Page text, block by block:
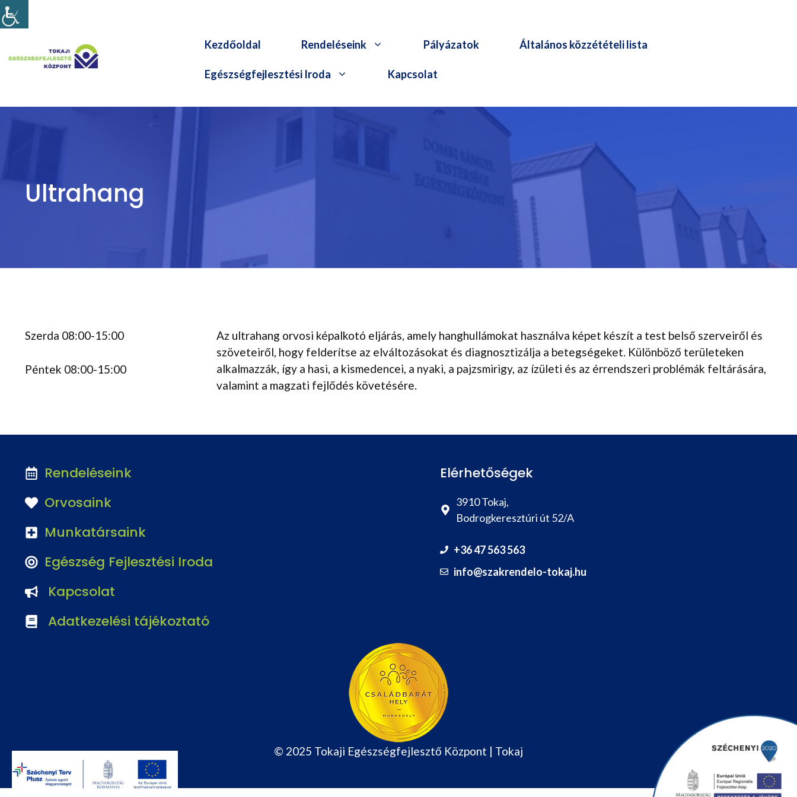
Kilépés
a
Kezdőoldal Rendeléseink Pályázatok Általános közzétételi lista
Egészségfejlesztési Iroda Kapcsolat
Ultrahang
Szerda 08:00-15:00
Péntek 08:00-15:00
Az ultrahang orvosi képalkotó eljárás, amely hanghullámokat használva képet készít a test belső szerveiről és
szöveteiről, hogy felderítse az elváltozásokat és diagnosztizálja a betegségeket. Különböző területeken
alkalmazzák, így a hasi, a kismedencei, a nyaki, a pajzsmirigy, az ízületi és az érrendszeri problémák feltárására,
valamint a magzati fejlődés követésére.
Rendeléseink
Orvosaink
Munkatársaink
Egészség Fejlesztési Iroda
Kapcsolat
Adatkezelési tájékoztató
Elérhetőségek
3910 Tokaj,
Bodrogkeresztúri út 52/A
+36 47 563 563
info@szakrendelo-tokaj.hu
© 2025 Tokaji Egészségfejlesztő Központ | Tokaj